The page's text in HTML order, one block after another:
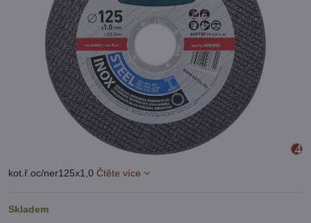
kot.ř.oc/ner125x1,0 Čtěte více
Skladem